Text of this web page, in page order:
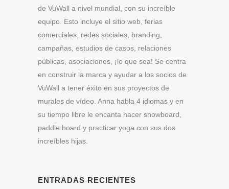
de VuWall a nivel mundial, con su increíble
equipo. Esto incluye el sitio web, ferias
comerciales, redes sociales, branding,
campañas, estudios de casos, relaciones
públicas, asociaciones, ¡lo que sea! Se centra
en construir la marca y ayudar a los socios de
VuWall a tener éxito en sus proyectos de
murales de vídeo. Anna habla 4 idiomas y en
su tiempo libre le encanta hacer snowboard,
paddle board y practicar yoga con sus dos
increíbles hijas.
ENTRADAS RECIENTES